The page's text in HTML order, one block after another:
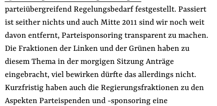
parteiübergreifend Regelungsbedarf festgestellt. Passiert
ist seither nichts und auch Mitte 2011 sind wir noch weit
davon entfernt, Parteisponsoring transparent zu machen.
Die Fraktionen der Linken und der Grünen haben zu
diesem Thema in der morgigen Sitzung Anträge
eingebracht, viel bewirken dürfte das allerdings nicht.
Kurzfristig haben auch die Regierungsfraktionen zu den
Aspekten Parteispenden und -sponsoring eine